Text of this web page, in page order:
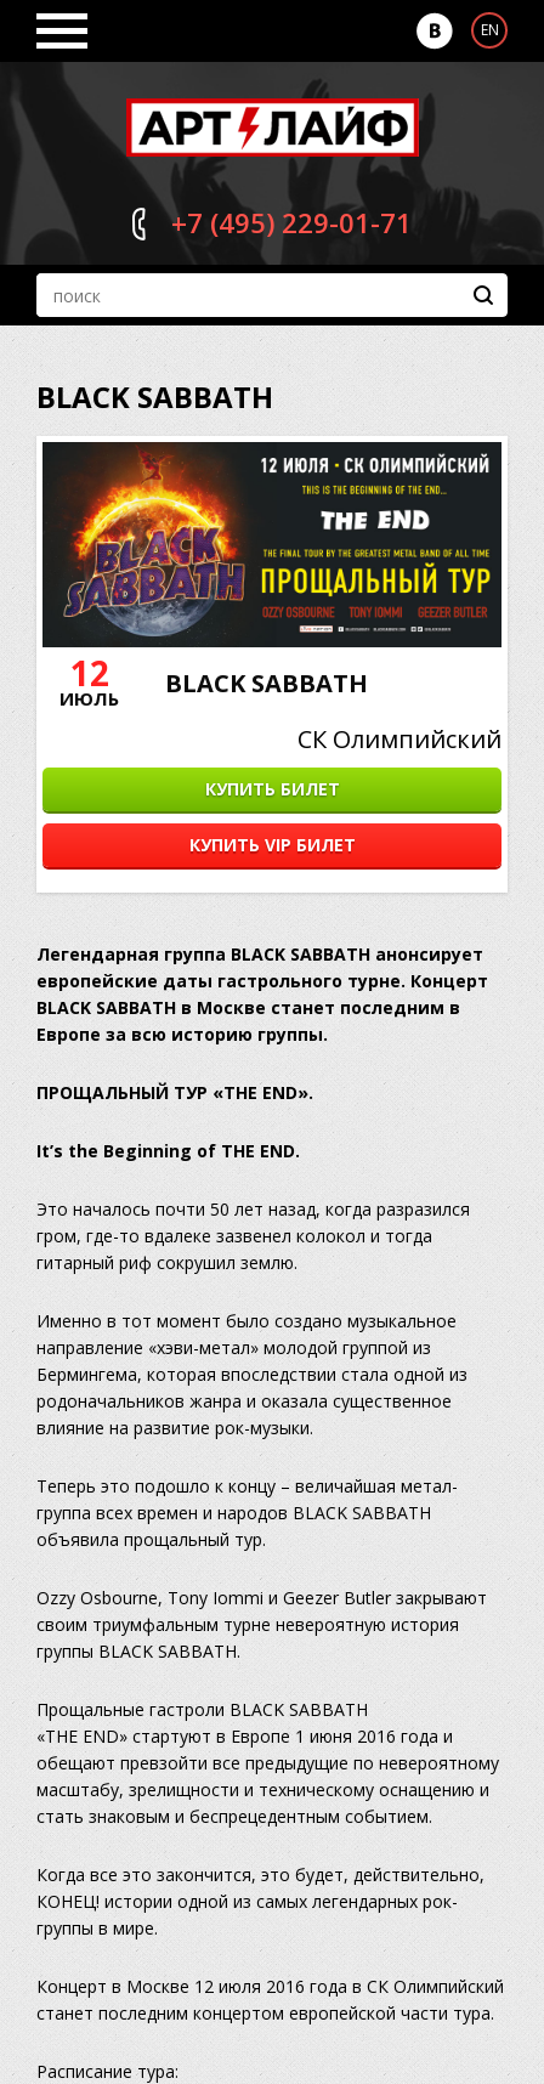
EN
+7 (495) 229-01-71
BLACK SABBATH
12
ИЮЛЬ
BLACK SABBATH
СК Олимпийский
КУПИТЬ БИЛЕТ
КУПИТЬ VIP БИЛЕТ
Легендарная группа BLACK SABBATH анонсирует
европейские даты гастрольного турне. Концерт
BLACK SABBATH в Москве станет последним в
Европе за всю историю группы.
ПРОЩАЛЬНЫЙ ТУР «THE END».
It’s the Beginning of THE END.
Это началось почти 50 лет назад, когда разразился
гром, где-то вдалеке зазвенел колокол и тогда
гитарный риф сокрушил землю.
Именно в тот момент было создано музыкальное
направление «хэви-метал» молодой группой из
Бермингема, которая впоследствии стала одной из
родоначальников жанра и оказала существенное
влияние на развитие рок-музыки.
Теперь это подошло к концу – величайшая метал-
группа всех времен и народов BLACK SABBATH
объявила прощальный тур.
Ozzy Osbourne, Tony Iommi и Geezer Butler закрывают
своим триумфальным турне невероятную история
группы BLACK SABBATH.
Прощальные гастроли BLACK SABBATH
«THE END» стартуют в Европе 1 июня 2016 года и
обещают превзойти все предыдущие по невероятному
масштабу, зрелищности и техническому оснащению и
стать знаковым и беспрецедентным событием.
Когда все это закончится, это будет, действительно,
КОНЕЦ! истории одной из самых легендарных рок-
группы в мире.
Концерт в Москве 12 июля 2016 года в СК Олимпийский
станет последним концертом европейской части тура.
Расписание тура: